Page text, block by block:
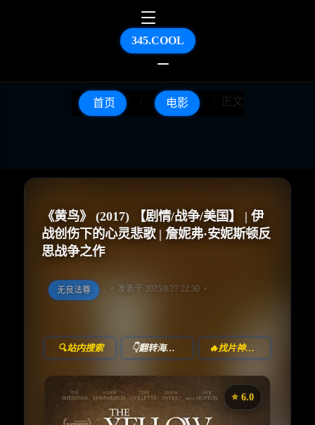
345.COOL
首页 电影 正文
《黄鸟》 (2017) 【剧情/战争/美国】 | 伊
战创伤下的心灵悲歌 | 詹妮弗·安妮斯顿反
思战争之作
无良法尊 发表于 2025/8/27 22:30
🔍站内搜索 👇翻转海报！ 🔥找片神器🔥
⭐️ 6.0
《黄鸟》
收藏